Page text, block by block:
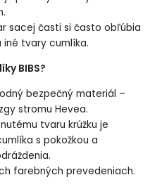
sacej časti si často obľúbia
tvary cumlíka.
BIBS?
bezpečný materiál –
stromu Hevea.
tvaru krúžku je
s pokožkou a
farebných prevedeniach.